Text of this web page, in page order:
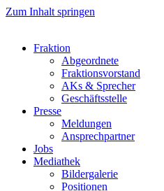
Zum Inhalt springen
Fraktion
Abgeordnete
Fraktions­vorstand
AKs & Sprecher
Geschäftsstelle
Presse
Meldungen
Ansprechpartner
Jobs
Mediathek
Bildergalerie
Positionen